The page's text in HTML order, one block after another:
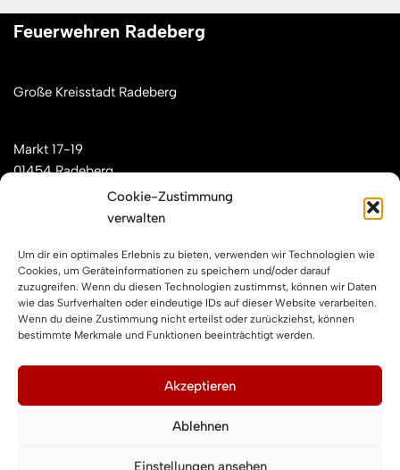
Cookie-Zustimmung
verwalten
Um dir ein optimales Erlebnis zu bieten, verwenden wir Technologien wie
Cookies, um Geräteinformationen zu speichern und/oder darauf
zuzugreifen. Wenn du diesen Technologien zustimmst, können wir Daten
wie das Surfverhalten oder eindeutige IDs auf dieser Website verarbeiten.
Wenn du deine Zustimmung nicht erteilst oder zurückziehst, können
bestimmte Merkmale und Funktionen beeinträchtigt werden.
Akzeptieren
Ablehnen
Einstellungen ansehen
Feuerwehren Radeberg
Große Kreisstadt Radeberg
Markt 17-19
01454 Radeberg
Mail: kontakt[at]feuerwehren-radeberg.de
Feuerwehren Radeberg im Internet
Facebook Instagram YouTube
Impressum und Datenschutz
Datenschutzerklärung